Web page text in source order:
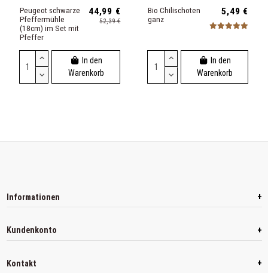
Peugeot schwarze
Pfeffermühle
(18cm) im Set mit
Pfeffer
44,99 €
52,39 €
In den
Warenkorb
Bio Chilischoten
ganz
5,49 €
In den
Warenkorb
Informationen +
Kundenkonto +
Kontakt +